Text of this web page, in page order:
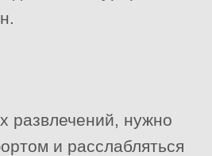
развлечений, нужно
и расслабляться